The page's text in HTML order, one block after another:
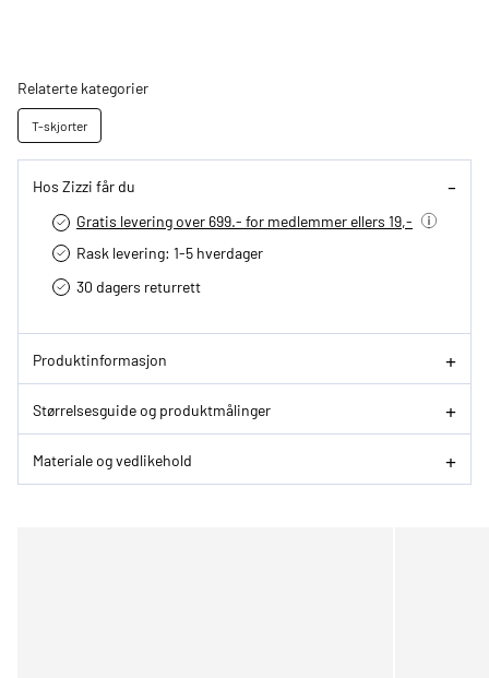
Relaterte kategorier
T-skjorter
Hos Zizzi får du
Gratis levering over 699.- for medlemmer ellers 19,-
Rask levering: 1-5 hverdager
30 dagers returrett
Produktinformasjon
Størrelsesguide og produktmålinger
Materiale og vedlikehold